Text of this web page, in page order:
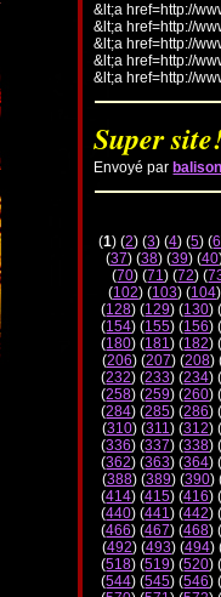
&lt;a href=http://
&lt;a href=http://
&lt;a href=http://
&lt;a href=http://
&lt;a href=http://
Super
Envoyé par
(1) (2) (3) (4) (5) (6
(37) (38) (39) (40
(70) (71) (72) (
(102) (103) (104
(128) (129) (130) (
(154) (155) (156) (
(180) (181) (182) (
(206) (207) (208)
(232) (233) (234)
(258) (259) (260)
(284) (285) (286)
(310) (311) (312) (
(336) (337) (338)
(362) (363) (364)
(388) (389) (390)
(414) (415) (416)
(440) (441) (442)
(466) (467) (468)
(492) (493) (494)
(518) (519) (520)
(544) (545) (546)